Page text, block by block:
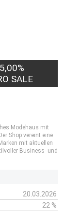
5,00%
SALE
Modehaus mit
Shop vereint eine
mit aktuellen
Business- und
20.03.2026
22 %